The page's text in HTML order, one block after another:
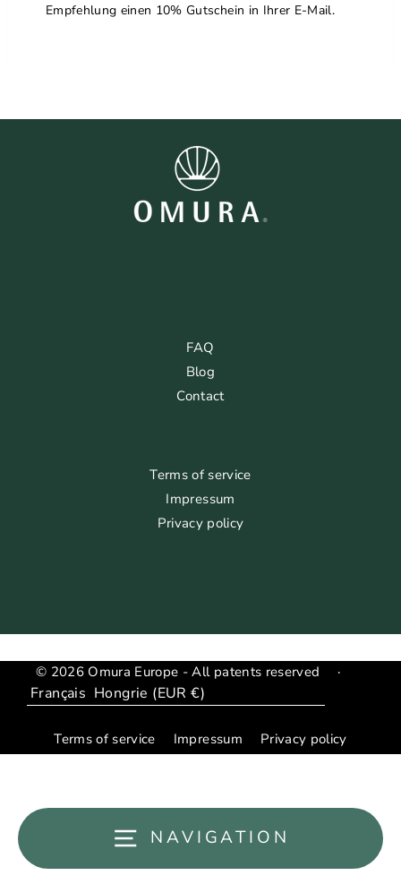
NAVIGATION
Empfehlung einen 10% Gutschein in Ihrer E-Mail.
FAQ
Blog
Contact
Terms of service
Impressum
Privacy policy
© 2026 Omura Europe - All patents reserved
·
Langue
Translation
fr.general.country_region.dropdown_label
Terms of service Impressum Privacy policy